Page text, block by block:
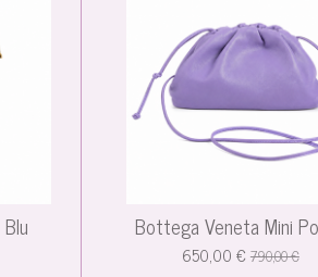
Bottega Veneta Mini
650,00 € 790,00 €